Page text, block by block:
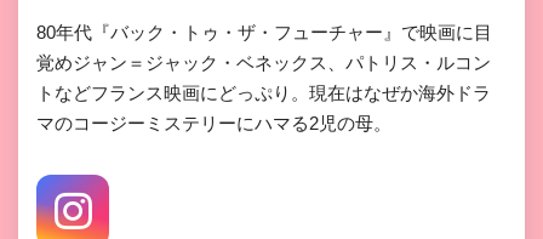
80年代『バック・トゥ・ザ・フューチャー』で映画に目
覚めジャン＝ジャック・ベネックス、パトリス・ルコン
トなどフランス映画にどっぷり。現在はなぜか海外ドラ
マのコージーミステリーにハマる2児の母。